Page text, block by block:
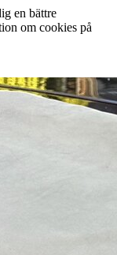
en bättre
om cookies på